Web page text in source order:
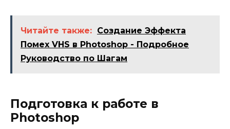
Читайте также: Создание Эффекта
Помех VHS в Photoshop - Подробное
Руководство по Шагам
Подготовка к работе в
Photoshop